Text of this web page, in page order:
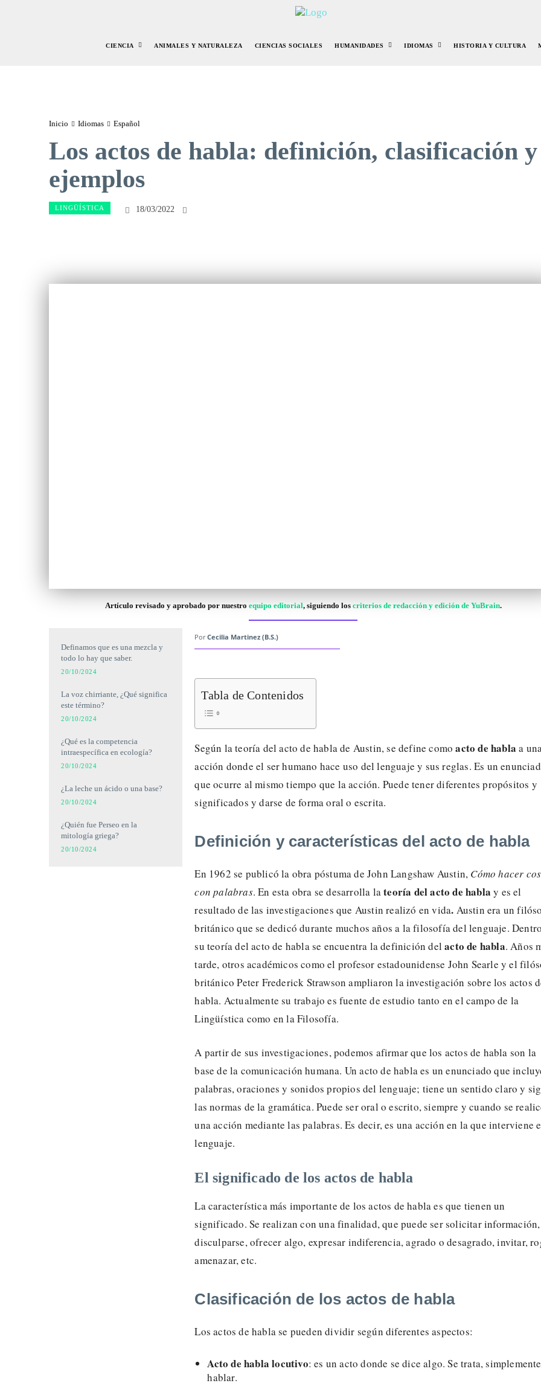
CIENCIA ANIMALES Y NATURALEZA CIENCIAS SOCIALES HUMANIDADES IDIOMAS HISTORIA Y CULTURA
Inicio Idiomas Español
Los actos de habla: definición, clasificación y
ejemplos
LINGÜÍSTICA 18/03/2022
Artículo revisado y aprobado por nuestro equipo editorial, siguiendo los criterios de redacción y edición de YuBrain.
Definamos que es una mezcla y
todo lo hay que saber.
20/10/2024
La voz chirriante, ¿Qué significa
este término?
20/10/2024
¿Qué es la competencia
intraespecífica en ecología?
20/10/2024
¿La leche un ácido o una base?
20/10/2024
¿Quién fue Perseo en la
mitología griega?
20/10/2024
Por Cecilia Martinez (B.S.)
Tabla de Contenidos
Según la teoría del acto de habla de Austin, se define comoacto de hablaa
acción donde el ser humano hace uso del lenguaje y sus reglas. Es un
que ocurre al mismo tiempo que la acción. Puede tener diferentes propósitos y
significados y darse de forma oral o escrita.
Definición y características del acto de habla
En 1962 se publicó la obra póstuma de John Langshaw Austin, Cómo hacer
con palabras. En esta obra se desarrolla lateoría del acto de habla y es el
resultado de las investigaciones que Austin realizó en vida. Austin era un
británico que se dedicó durante muchos años a la filosofía del lenguaje.
su teoría del acto de habla se encuentra la definición delacto de habla. Años
tarde, otros académicos como el profesor estadounidense John Searle y el
británico Peter Frederick Strawson ampliaron la investigación sobre los actos
habla. Actualmente su trabajo es fuente de estudio tanto en el campo de la
Lingüística como en la Filosofía.
A partir de sus investigaciones, podemos afirmar que los actos de habla son la
base de la comunicación humana. Un acto de habla es un enunciado que
palabras, oraciones y sonidos propios del lenguaje; tiene un sentido claro y
las normas de la gramática. Puede ser oral o escrito, siempre y cuando se
una acción mediante las palabras. Es decir, es una acción en la que interviene
lenguaje.
El significado de los actos de habla
La característica más importante de los actos de habla es que tienen un
significado. Se realizan con una finalidad, que puede ser solicitar información,
disculparse, ofrecer algo, expresar indiferencia, agrado o desagrado, invitar,
amenazar, etc.
Clasificación de los actos de habla
Los actos de habla se pueden dividir según diferentes aspectos:
Acto de habla locutivo: es un acto donde se dice algo. Se trata,
hablar.